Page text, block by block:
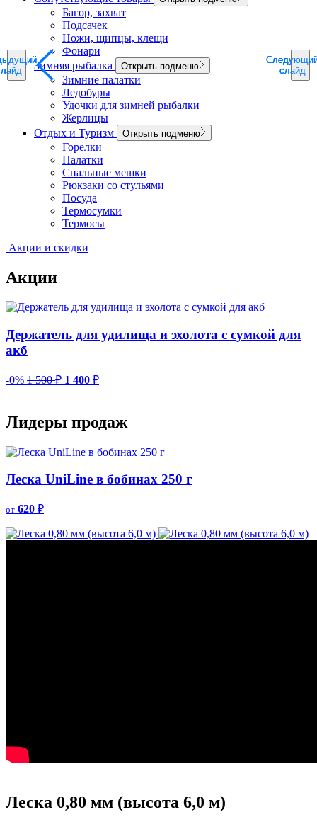
Багор, захват
Подсачек
Ножи, щипцы, клещи
Фонари
Зимняя рыбалка
Открыть подменю
Зимние палатки
Ледобуры
Удочки для зимней рыбалки
Жерлицы
Отдых и Туризм
Открыть подменю
Горелки
Палатки
Спальные мешки
Рюкзаки со стульями
Посуда
Термосумки
Термосы
Акции и скидки
Акции
слайд
Держатель для удилища и эхолота с сумкой для
акб
-0% 1 500₽ 1 400 ₽
Лидеры продаж
слайд
Леска UniLine в бобинах 250 г
от 620 ₽
Леска 0,80 мм (высота 6,0 м)
слайд